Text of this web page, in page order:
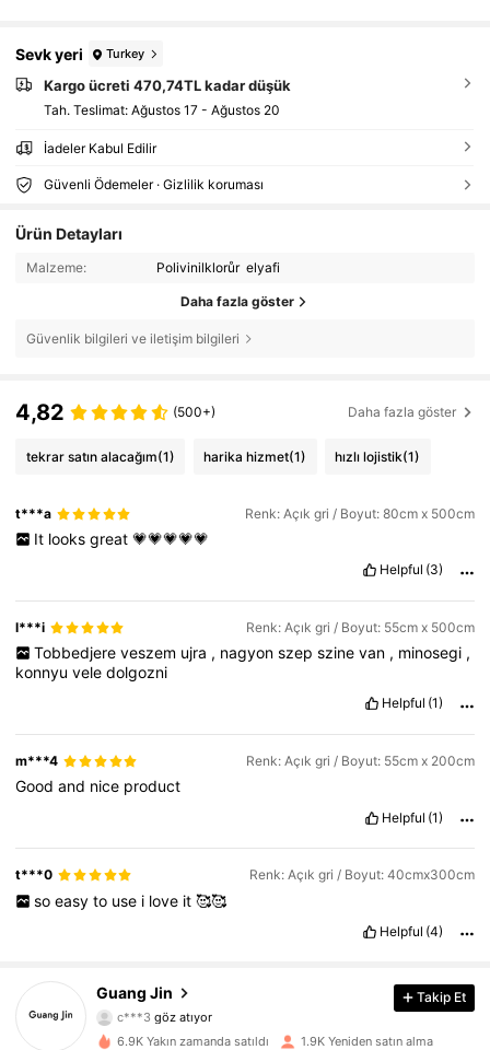
Sevk yeri Turkey
Kargo ücreti 470,74TL kadar düşük
Tah. Teslimat: Ağustos 17 - Ağustos 20
İadeler Kabul Edilir
Güvenli Ödemeler · Gizlilik koruması
Ürün Detayları
Malzeme: Polivinilklorůr elyafi
Daha fazla göster
Güvenlik bilgileri ve iletişim bilgileri
4,82 (500+) Daha fazla göster
tekrar satın alacağım(1) harika hizmet(1) hızlı lojistik(1)
t***a Renk: Açık gri / Boyut: 80cm x 500cm
It looks great 💗💗💗💗💗
Helpful (3)
l***i Renk: Açık gri / Boyut: 55cm x 500cm
Tobbedjere veszem ujra , nagyon szep szine van , minosegi ,
konnyuveledolgozni
Helpful (1)
m***4 Renk: Açık gri / Boyut: 55cm x 200cm
Goodand nice product
Helpful (1)
t***0 Renk: Açık gri / Boyut: 40cmx300cm
so easy to use i love it 🥰🥰
Helpful (4)
Guang Jin
c***3 göz atıyor
4,81
Takip Et
6.9K Yakın zamanda satıldı 1.9K Yeniden satın alma